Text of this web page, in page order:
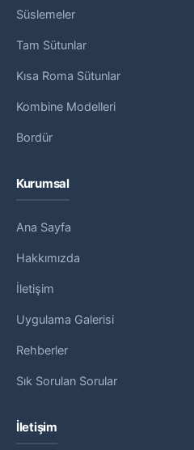
Süslemeler
Tam Sütunlar
Kısa Roma Sütunlar
Kombine Modelleri
Bordür
Kurumsal
Ana Sayfa
Hakkımızda
İletişim
Uygulama Galerisi
Rehberler
Sık Sorulan Sorular
İletişim